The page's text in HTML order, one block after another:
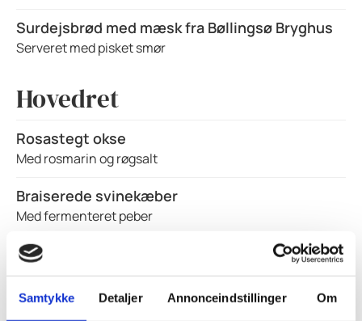
Samtykke Detaljer Annonceindstillinger Om
Surdejsbrød med mæsk fra Bøllingsø Bryghus
Serveret med pisket smør
Hovedret
Rosastegt okse
Med rosmarin og røgsalt
Braiserede svinekæber
Med fermenteret peber
Pommes anna
Med ost & timian
Variation af selleri